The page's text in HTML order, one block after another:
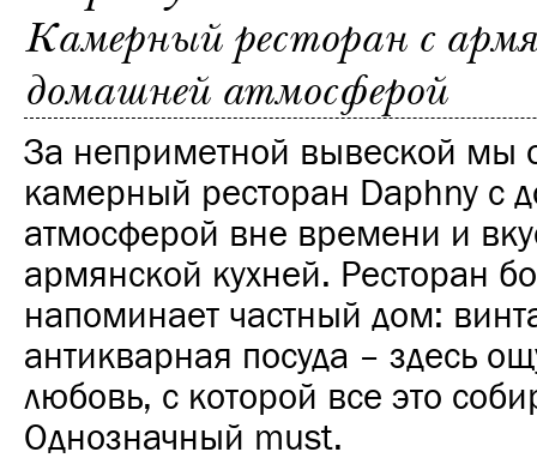
Камерный ресторан с
домашней атмосферой
За неприметной вывеской мы
камерный ресторан Daphny с
атмосферой вне времени и
армянской кухней. Ресторан
напоминает частный дом:
антикварная посуда – здесь
любовь, с которой все это
Однозначный must.